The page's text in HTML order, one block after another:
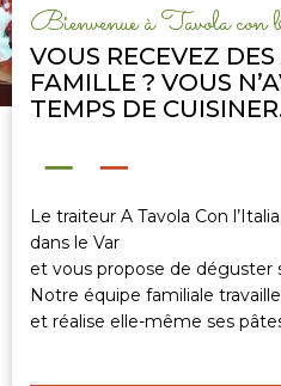
Bienvenue à Tavola
VOUS RECEVEZ
FAMILLE ? VOUS
TEMPS DE
Le traiteur A Tavola Con
dans le Var
et vous propose de déguster
Notre équipe familiale
et réalise elle-même ses